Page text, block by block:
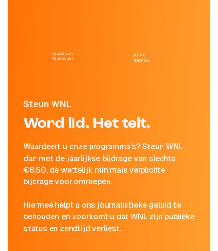
Steun WNL
Word lid. Het telt.
Waardeert u onze programma's? Steun WNL
dan met de jaarlijkse bijdrage van slechts
€8,50, de wettelijk minimale verplichte
bijdrage voor omroepen.
Hiermee helpt u ons journalistieke geluid te
behouden en voorkomt u dat WNL zijn publieke
status en zendtijd verliest.
Stand van
Nederland
In de
kantine